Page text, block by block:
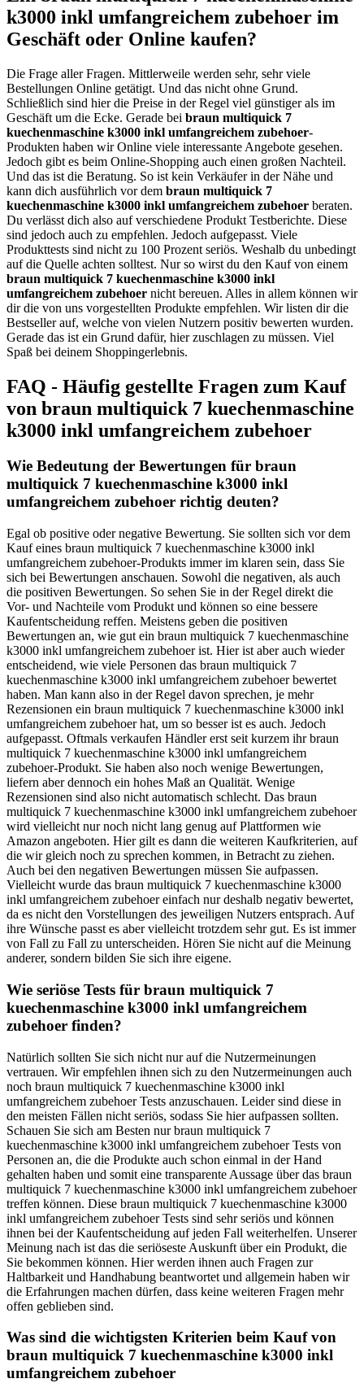
k3000 inkl umfangreichem zubehoer im
Geschäft oder Online kaufen?
Die Frage aller Fragen. Mittlerweile werden sehr, sehr viele
Bestellungen Online getätigt. Und das nicht ohne Grund.
Schließlich sind hier die Preise in der Regel viel günstiger als im
Geschäft um die Ecke. Gerade bei braun multiquick 7
kuechenmaschine k3000 inkl umfangreichem zubehoer-
Produkten haben wir Online viele interessante Angebote gesehen.
Jedoch gibt es beim Online-Shopping auch einen großen Nachteil.
Und das ist die Beratung. So ist kein Verkäufer in der Nähe und
kann dich ausführlich vor dem braun multiquick 7
kuechenmaschine k3000 inkl umfangreichem zubehoer beraten.
Du verlässt dich also auf verschiedene Produkt Testberichte. Diese
sind jedoch auch zu empfehlen. Jedoch aufgepasst. Viele
Produkttests sind nicht zu 100 Prozent seriös. Weshalb du unbedingt
auf die Quelle achten solltest. Nur so wirst du den Kauf von einem
braun multiquick 7 kuechenmaschine k3000 inkl
umfangreichem zubehoer nicht bereuen. Alles in allem können wir
dir die von uns vorgestellten Produkte empfehlen. Wir listen dir die
Bestseller auf, welche von vielen Nutzern positiv bewerten wurden.
Gerade das ist ein Grund dafür, hier zuschlagen zu müssen. Viel
Spaß bei deinem Shoppingerlebnis.
FAQ - Häufig gestellte Fragen zum Kauf
von braun multiquick 7 kuechenmaschine
k3000 inkl umfangreichem zubehoer
Wie Bedeutung der Bewertungen für braun
multiquick 7 kuechenmaschine k3000 inkl
umfangreichem zubehoer richtig deuten?
Egal ob positive oder negative Bewertung. Sie sollten sich vor dem
Kauf eines braun multiquick 7 kuechenmaschine k3000 inkl
umfangreichem zubehoer-Produkts immer im klaren sein, dass Sie
sich bei Bewertungen anschauen. Sowohl die negativen, als auch
die positiven Bewertungen. So sehen Sie in der Regel direkt die
Vor- und Nachteile vom Produkt und können so eine bessere
Kaufentscheidung reffen. Meistens geben die positiven
Bewertungen an, wie gut ein braun multiquick 7 kuechenmaschine
k3000 inkl umfangreichem zubehoer ist. Hier ist aber auch wieder
entscheidend, wie viele Personen das braun multiquick 7
kuechenmaschine k3000 inkl umfangreichem zubehoer bewertet
haben. Man kann also in der Regel davon sprechen, je mehr
Rezensionen ein braun multiquick 7 kuechenmaschine k3000 inkl
umfangreichem zubehoer hat, um so besser ist es auch. Jedoch
aufgepasst. Oftmals verkaufen Händler erst seit kurzem ihr braun
multiquick 7 kuechenmaschine k3000 inkl umfangreichem
zubehoer-Produkt. Sie haben also noch wenige Bewertungen,
liefern aber dennoch ein hohes Maß an Qualität. Wenige
Rezensionen sind also nicht automatisch schlecht. Das braun
multiquick 7 kuechenmaschine k3000 inkl umfangreichem zubehoer
wird vielleicht nur noch nicht lang genug auf Plattformen wie
Amazon angeboten. Hier gilt es dann die weiteren Kaufkriterien, auf
die wir gleich noch zu sprechen kommen, in Betracht zu ziehen.
Auch bei den negativen Bewertungen müssen Sie aufpassen.
Vielleicht wurde das braun multiquick 7 kuechenmaschine k3000
inkl umfangreichem zubehoer einfach nur deshalb negativ bewertet,
da es nicht den Vorstellungen des jeweiligen Nutzers entsprach. Auf
ihre Wünsche passt es aber vielleicht trotzdem sehr gut. Es ist immer
von Fall zu Fall zu unterscheiden. Hören Sie nicht auf die Meinung
anderer, sondern bilden Sie sich ihre eigene.
Wie seriöse Tests für braun multiquick 7
kuechenmaschine k3000 inkl umfangreichem
zubehoer finden?
Natürlich sollten Sie sich nicht nur auf die Nutzermeinungen
vertrauen. Wir empfehlen ihnen sich zu den Nutzermeinungen auch
noch braun multiquick 7 kuechenmaschine k3000 inkl
umfangreichem zubehoer Tests anzuschauen. Leider sind diese in
den meisten Fällen nicht seriös, sodass Sie hier aufpassen sollten.
Schauen Sie sich am Besten nur braun multiquick 7
kuechenmaschine k3000 inkl umfangreichem zubehoer Tests von
Personen an, die die Produkte auch schon einmal in der Hand
gehalten haben und somit eine transparente Aussage über das braun
multiquick 7 kuechenmaschine k3000 inkl umfangreichem zubehoer
treffen können. Diese braun multiquick 7 kuechenmaschine k3000
inkl umfangreichem zubehoer Tests sind sehr seriös und können
ihnen bei der Kaufentscheidung auf jeden Fall weiterhelfen. Unserer
Meinung nach ist das die seriöseste Auskunft über ein Produkt, die
Sie bekommen können. Hier werden ihnen auch Fragen zur
Haltbarkeit und Handhabung beantwortet und allgemein haben wir
die Erfahrungen machen dürfen, dass keine weiteren Fragen mehr
offen geblieben sind.
Was sind die wichtigsten Kriterien beim Kauf von
braun multiquick 7 kuechenmaschine k3000 inkl
umfangreichem zubehoer